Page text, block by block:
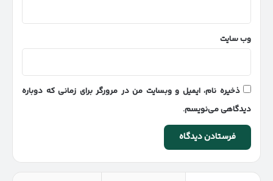
وب‌ سایت
ذخیره نام، ایمیل و وبسایت من در مرورگر برای زمانی که دوباره
دیدگاهی می‌نویسم.